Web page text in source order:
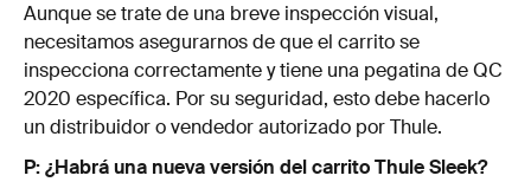
Aunque se trate de una breve inspección visual,
necesitamos asegurarnos de que el carrito se
inspecciona correctamente y tiene una pegatina de QC
2020 específica. Por su seguridad, esto debe hacerlo
un distribuidor o vendedor autorizado por Thule.
P: ¿Habrá una nueva versión del carrito Thule Sleek?